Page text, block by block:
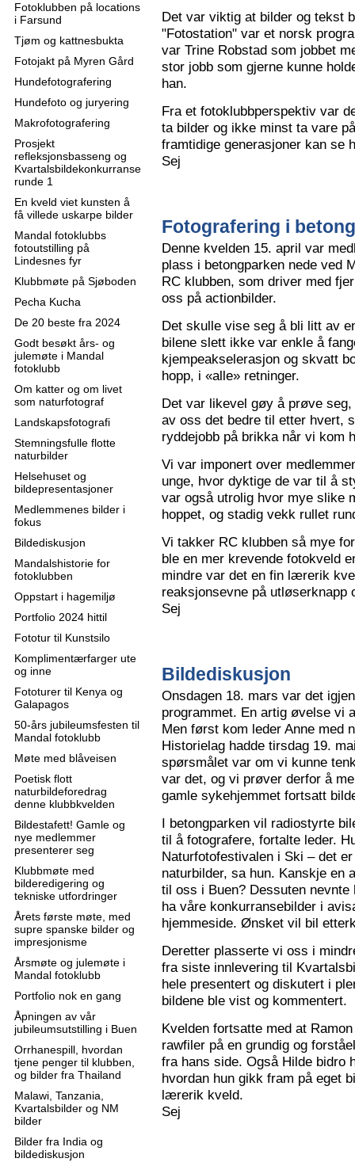
Fotoklubben på locations
i Farsund
Tjøm og kattnesbukta
Fotojakt på Myren Gård
Hundefotografering
Hundefoto og juryering
Makrofotografering
Prosjekt
refleksjonsbasseng og
Kvartalsbildekonkurranse
runde 1
En kveld viet kunsten å
få villede uskarpe bilder
Mandal fotoklubbs
fotoutstilling på
Lindesnes fyr
Klubbmøte på Sjøboden
Pecha Kucha
De 20 beste fra 2024
Godt besøkt års- og
julemøte i Mandal
fotoklubb
Om katter og om livet
som naturfotograf
Landskapsfotografi
Stemningsfulle flotte
naturbilder
Helsehuset og
bildepresentasjoner
Medlemmenes bilder i
fokus
Bildediskusjon
Mandalshistorie for
fotoklubben
Oppstart i hagemiljø
Portfolio 2024 hittil
Fototur til Kunstsilo
Komplimentærfarger ute
og inne
Fototurer til Kenya og
Galapagos
50-års jubileumsfesten til
Mandal fotoklubb
Møte med blåveisen
Poetisk flott
naturbildeforedrag
denne klubbkvelden
Bildestafett! Gamle og
nye medlemmer
presenterer seg
Klubbmøte med
bilderedigering og
tekniske utfordringer
Årets første møte, med
supre spanske bilder og
impresjonisme
Årsmøte og julemøte i
Mandal fotoklubb
Portfolio nok en gang
Åpningen av vår
jubileumsutstilling i Buen
Orrhanespill, hvordan
tjene penger til klubben,
og bilder fra Thailand
Malawi, Tanzania,
Kvartalsbilder og NM
bilder
Bilder fra India og
bildediskusjon
Det var viktig at bilder og tekst
"Fotostation" var et norsk
var Trine Robstad som jobbet
stor jobb som gjerne kunne
han.
Fra et fotoklubbperspektiv var
ta bilder og ikke minst ta vare
framtidige generasjoner kan se
Sej
Fotografering i
Denne kvelden 15. april var
plass i betongparken nede ved
RC klubben, som driver med
oss på actionbilder.
Det skulle vise seg å bli litt av
bilene slett ikke var enkle å
kjempeakselerasjon og skvatt
hopp, i «alle» retninger.
Det var likevel gøy å prøve
av oss det bedre til etter hvert,
ryddejobb på brikka når vi kom
Vi var imponert over
unge, hvor dyktige de var til å
var også utrolig hvor mye slike
hoppet, og stadig vekk rullet
Vi takker RC klubben så mye
ble en mer krevende fotokveld
mindre var det en fin lærerik
reaksjonsevne på utløserknapp
Sej
Bildediskusjon
Onsdagen 18. mars var det
programmet. En artig øvelse vi
Men først kom leder Anne med
Historielag hadde tirsdag 19.
spørsmålet var om vi kunne
var det, og vi prøver derfor å
gamle sykehjemmet fortsatt
I betongparken vil radiostyrte
til å fotografere, fortalte leder.
Naturfotofestivalen i Ski – det
naturbilder, sa hun. Kanskje en
til oss i Buen? Dessuten
ha våre konkurransebilder i
hjemmeside. Ønsket vil bil
Deretter plasserte vi oss i
fra siste innlevering til
hele presentert og diskutert i
bildene ble vist og kommentert.
Kvelden fortsatte med at
rawfiler på en grundig og
fra hans side. Også Hilde bidro
hvordan hun gikk fram på eget
lærerik kveld.
Sej